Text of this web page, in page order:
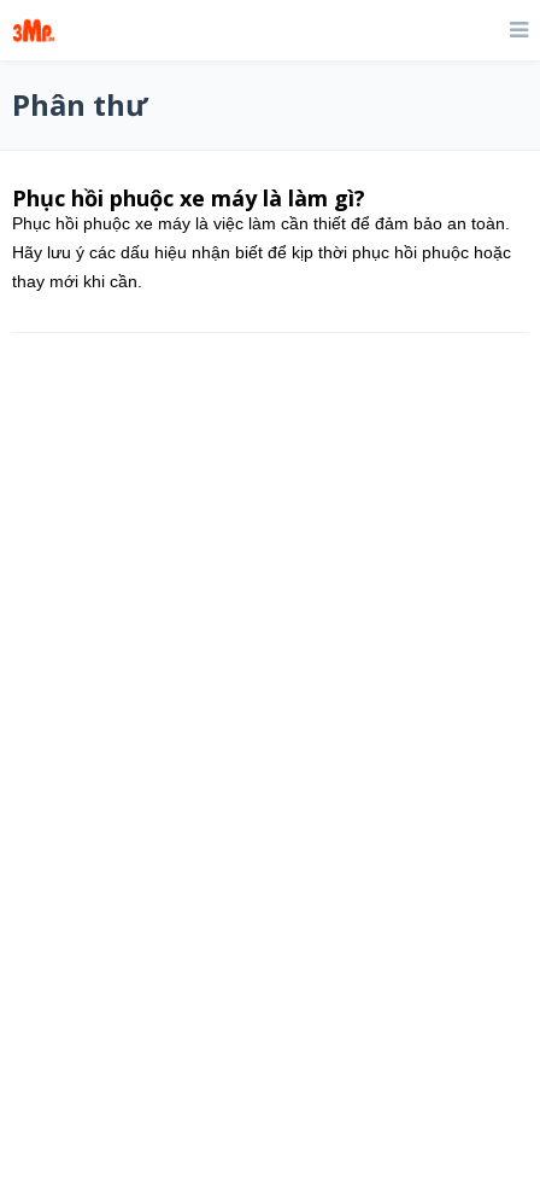
Phân thư
Phục hồi phuộc xe máy là làm gì?
Phục hồi phuộc xe máy là việc làm cần thiết để đảm bảo an toàn.
Hãy lưu ý các dấu hiệu nhận biết để kịp thời phục hồi phuộc hoặc
thay mới khi cần.